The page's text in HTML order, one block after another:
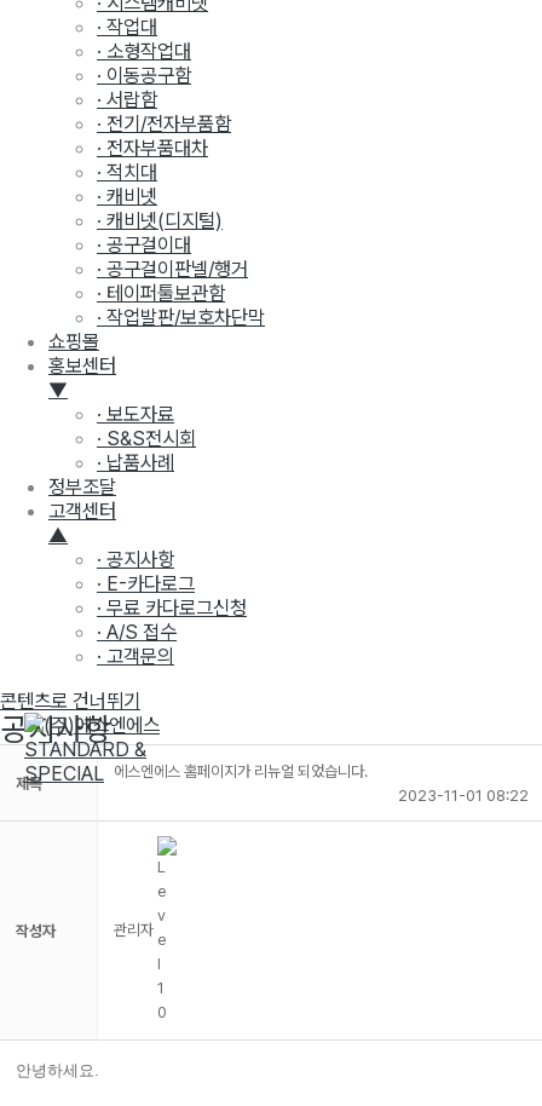
· 작업대
· 소형작업대
· 이동공구함
· 서랍함
· 전기/전자부품함
· 전자부품대차
· 적치대
· 캐비넷
· 캐비넷(디지털)
· 공구걸이대
· 공구걸이판넬/행거
· 테이퍼툴보관함
· 작업발판/보호차단막
쇼핑몰
홍보센터
▼
· 보도자료
· S&S전시회
· 납품사례
정부조달
고객센터
▲
· 공지사항
· E-카다로그
· 무료 카다로그신청
· A/S 접수
· 고객문의
콘텐츠로 건너뛰기
공지사항
제목
에스엔에스 홈페이지가 리뉴얼 되었습니다.
2023-11-01 08:22
작성자 관리자
안녕하세요.